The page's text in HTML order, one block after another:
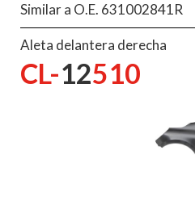
Similar a O.E. 631002841R
Aleta delantera derecha
CL-12510